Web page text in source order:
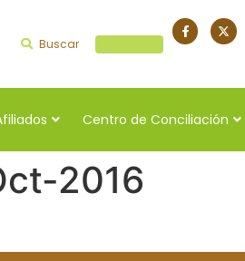
Buscar
Centro de Conciliación
2016